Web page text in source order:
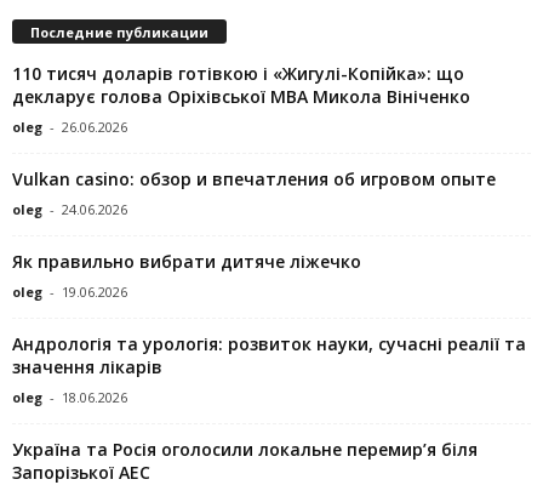
Последние публикации
110 тисяч доларів готівкою і «Жигулі-Копійка»: що
декларує голова Оріхівської МВА Микола Вініченко
oleg - 26.06.2026
Vulkan casino: обзор и впечатления об игровом опыте
oleg - 24.06.2026
Як правильно вибрати дитяче ліжечко
oleg - 19.06.2026
Андрологія та урологія: розвиток науки, сучасні реалії та
значення лікарів
oleg - 18.06.2026
Україна та Росія оголосили локальне перемир’я біля
Запорізької АЕС